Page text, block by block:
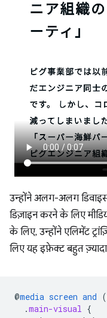
उन्होंने अलग-अलग
डिज़ाइन करने के लिए
के लिए, उन्होंने एलिमेंट
लिए यह इफ़ेक्ट बहुत
@media screen and (
.main-visual {